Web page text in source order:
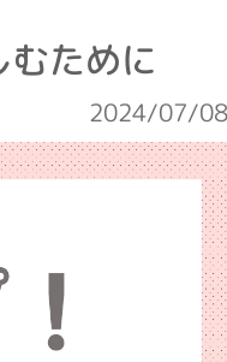
ために
2024/07/